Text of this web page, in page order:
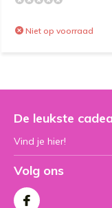
Niet op voorraad
De leukste
Vind je hier!
Volg ons